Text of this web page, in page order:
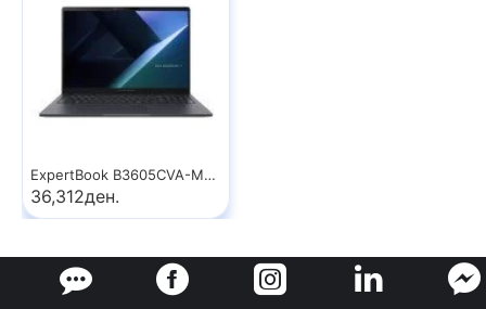
ExpertBook B3605CVA-MB0546
36,312ден.